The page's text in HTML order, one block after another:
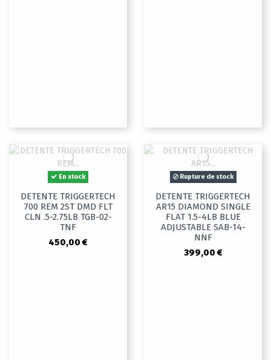
En stock
DETENTE TRIGGERTECH
700 REM 2ST DMD FLT
CLN .5-2.75LB TGB-02-
TNF
450,00 €
Rupture de stock
DETENTE TRIGGERTECH
AR15 DIAMOND SINGLE
FLAT 1.5-4LB BLUE
ADJUSTABLE SAB-14-
NNF
399,00 €